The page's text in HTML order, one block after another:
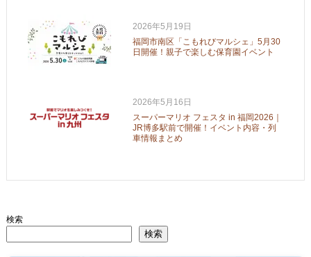
2026年5月19日
福岡市南区「こもれびマルシェ」5月30
日開催！親子で楽しむ保育園イベント
2026年5月16日
スーパーマリオ フェスタ in 福岡2026｜
JR博多駅前で開催！イベント内容・列
車情報まとめ
検索
検索